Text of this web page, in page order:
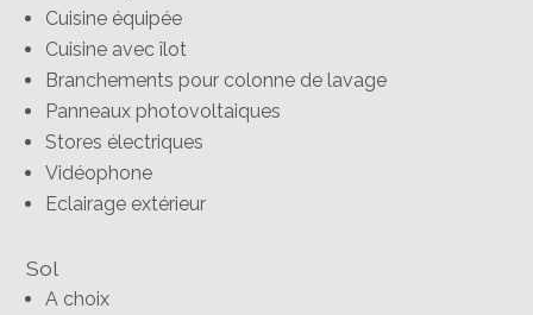
Cuisine équipée
Cuisine avec îlot
Branchements pour colonne de lavage
Panneaux photovoltaiques
Stores électriques
Vidéophone
Eclairage extérieur
Sol
A choix